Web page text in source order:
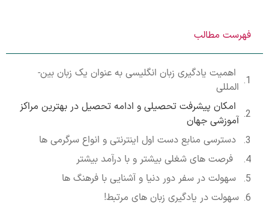
فهرست مطالب
اهمیت یادگیری زبان انگلیسی به عنوان یک زبان بین­
المللی
امکان پیشرفت تحصیلی و ادامه تحصیل در بهترین مراکز
آموزشی جهان
دسترسی منابع دست اول اینترنتی و انواع سرگرمی­ ها
فرصت­ های شغلی بیشتر و با درآمد بیشتر
سهولت در سفر دور دنیا و آشنایی با فرهنگ ­ها
سهولت در یادگیری زبان های مرتبط!